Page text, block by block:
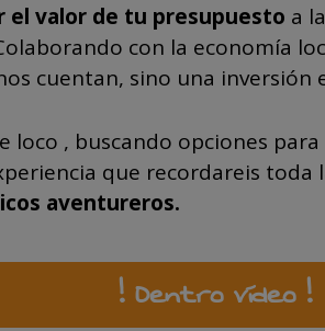
el valor de tu presupuesto a
con la economía
cuentan, sino una inversión
loco , buscando opciones
que recordareis toda
aventureros.
! Dentro vídeo !